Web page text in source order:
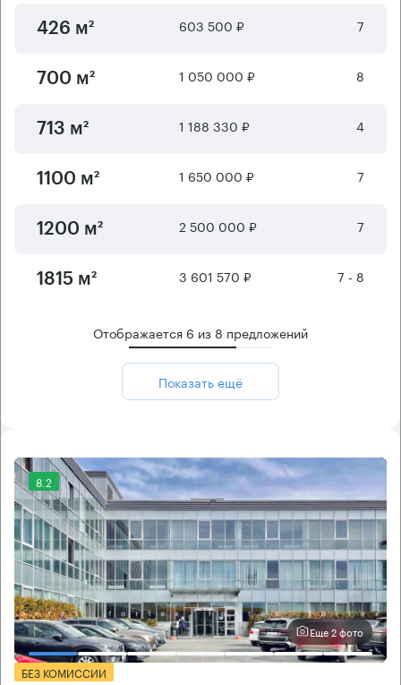
426 м² 603 500 ₽ 7
700 м² 1 050 000 ₽ 8
713 м² 1 188 330 ₽ 4
1100 м² 1 650 000 ₽ 7
1200 м² 2 500 000 ₽ 7
1815 м² 3 601 570 ₽ 7 - 8
Отображается 6 из 8 предложений
Показать ещё
8.2
Еще 2 фото
БЕЗ КОМИССИИ